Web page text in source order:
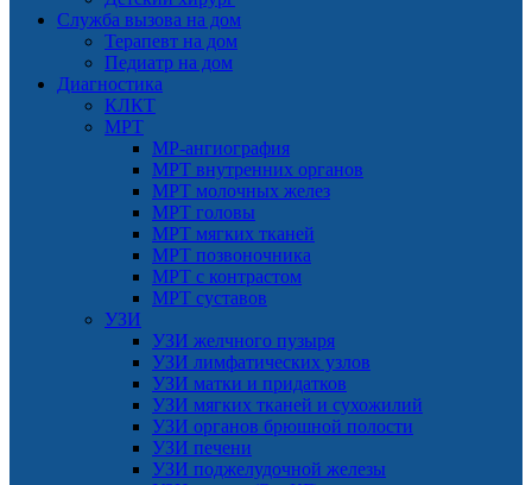
Служба вызова на дом
Терапевт на дом
Педиатр на дом
Диагностика
КЛКТ
МРТ
МР-ангиография
МРТ внутренних органов
МРТ молочных желез
МРТ головы
МРТ мягких тканей
МРТ позвоночника
МРТ с контрастом
МРТ суставов
УЗИ
УЗИ желчного пузыря
УЗИ лимфатических узлов
УЗИ матки и придатков
УЗИ мягких тканей и сухожилий
УЗИ органов брюшной полости
УЗИ печени
УЗИ поджелудочной железы